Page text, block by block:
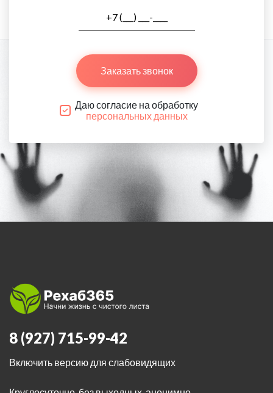
Заказать звонок
Даю согласие на обработку
персональных данных
8 (927) 715-99-42
Включить версию для слабовидящих